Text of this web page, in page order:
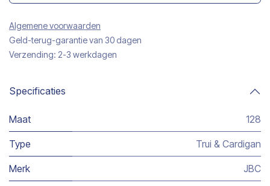
Algemene voorwaarden
Geld-terug-garantie van 30 dagen
Verzending: 2-3 werkdagen
Specificaties
Maat 128
Type Trui & Cardigan
Merk JBC